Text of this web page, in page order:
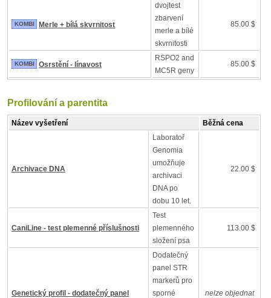
KOMBI Merle + bílá skvrnitost
dvojtest
zbarvení
merle a bílé
skvrnitosti
85.00 $
KOMBI Osrstění - línavost
RSPO2 and
MC5R geny
85.00 $
Profilování a parentita
Název vyšetření Běžná cena
Archivace DNA
Laboratoř
Genomia
umožňuje
archivaci
DNA po
dobu 10 let.
22.00 $
CaniLine - test plemenné příslušnosti
Test
plemenného
složení psa
113.00 $
Genetický profil - dodatečný panel
Dodatečný
panel STR
markerů pro
sporné
nelze objednat